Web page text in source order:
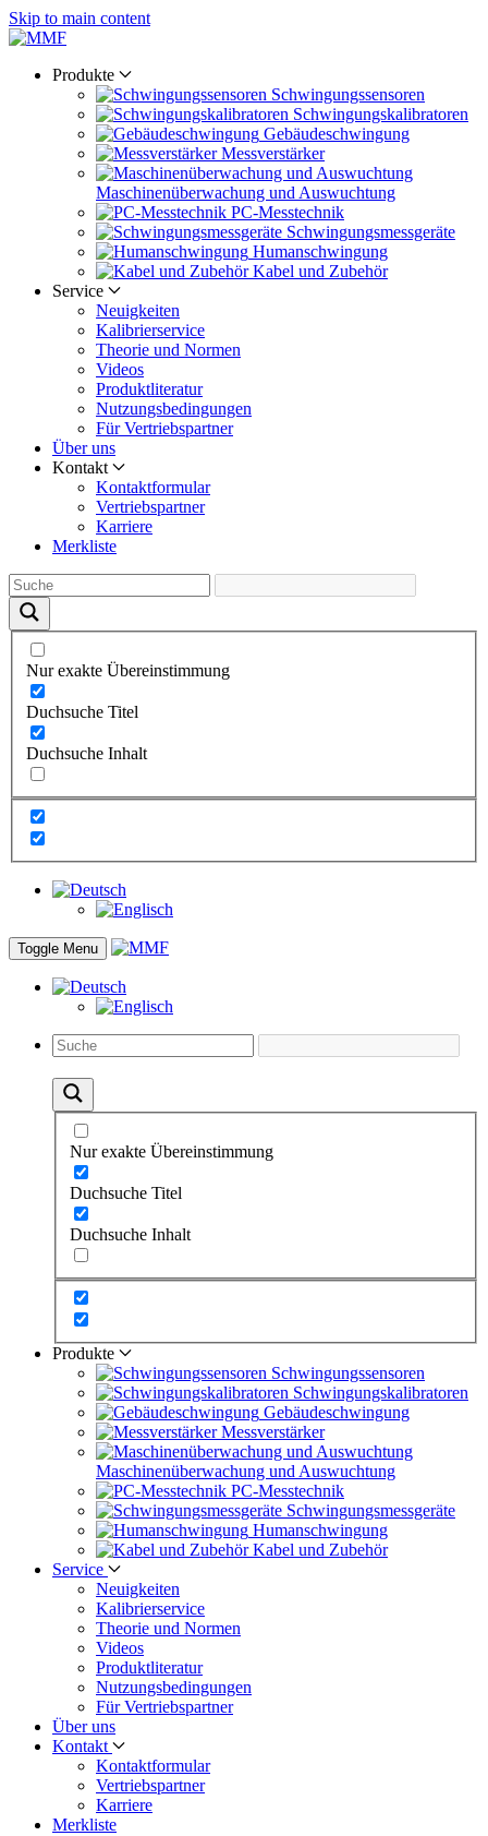
Skip to main content
Produkte
Schwingungs­sensoren
Schwingungs­kalibratoren
Gebäude­schwingung
Messverstärker
Maschinen­überwachung und Auswuchtung
PC-Messtechnik
Schwingungs­messgeräte
Human­schwingung
Kabel und Zubehör
Service
Neuigkeiten
Kalibrier­service
Theorie und Normen
Videos
Produkt­literatur
Nutzungs­bedingungen
Für Vertriebs­partner
Über uns
Kontakt
Kontaktformular
Vertriebs­partner
Karriere
Merkliste
Nur exakte Übereinstimmung
Duchsuche Titel
Duchsuche Inhalt
Toggle Menu
Nur exakte Übereinstimmung
Duchsuche Titel
Duchsuche Inhalt
Produkte
Schwingungs­sensoren
Schwingungs­kalibratoren
Gebäude­schwingung
Messverstärker
Maschinen­überwachung und Auswuchtung
PC-Messtechnik
Schwingungs­messgeräte
Human­schwingung
Kabel und Zubehör
Service
Neuigkeiten
Kalibrier­service
Theorie und Normen
Videos
Produkt­literatur
Nutzungs­bedingungen
Für Vertriebs­partner
Über uns
Kontakt
Kontaktformular
Vertriebs­partner
Karriere
Merkliste